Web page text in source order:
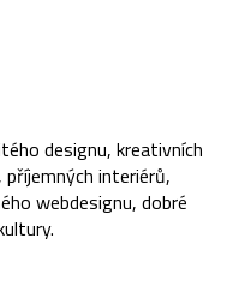
designu, kreativních
interiérů,
webdesignu, dobré